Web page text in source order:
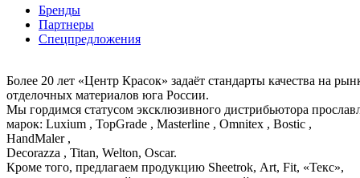
Бренды
Партнеры
Спецпредложения
Более 20 лет «Центр Красок» задаёт стандарты качества на
отделочных материалов юга России.
Мы гордимся статусом эксклюзивного дистрибьютора
марок: Luxium , TopGrade , Masterline , Omnitex , Bostic ,
HandMaler ,
Decorazza , Titan, Welton, Oscar.
Кроме того, предлагаем продукцию Sheetrok, Art, Fit, «Текс»,